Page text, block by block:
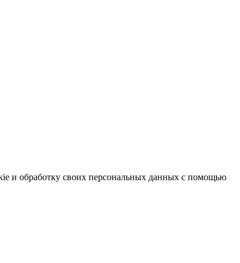
и обработку своих персональных данных с помощью